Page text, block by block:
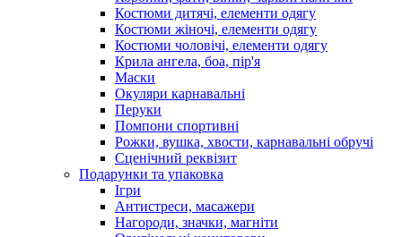
Костюми дитячі, елементи одягу
Костюми жіночі, елементи одягу
Костюми чоловічі, елементи одягу
Крила ангела, боа, пір'я
Маски
Окуляри карнавальні
Перуки
Помпони спортивні
Рожки, вушка, хвости, карнавальні обручі
Сценічний реквізит
Подарунки та упаковка
Ігри
Антистреси, масажери
Нагороди, значки, магніти